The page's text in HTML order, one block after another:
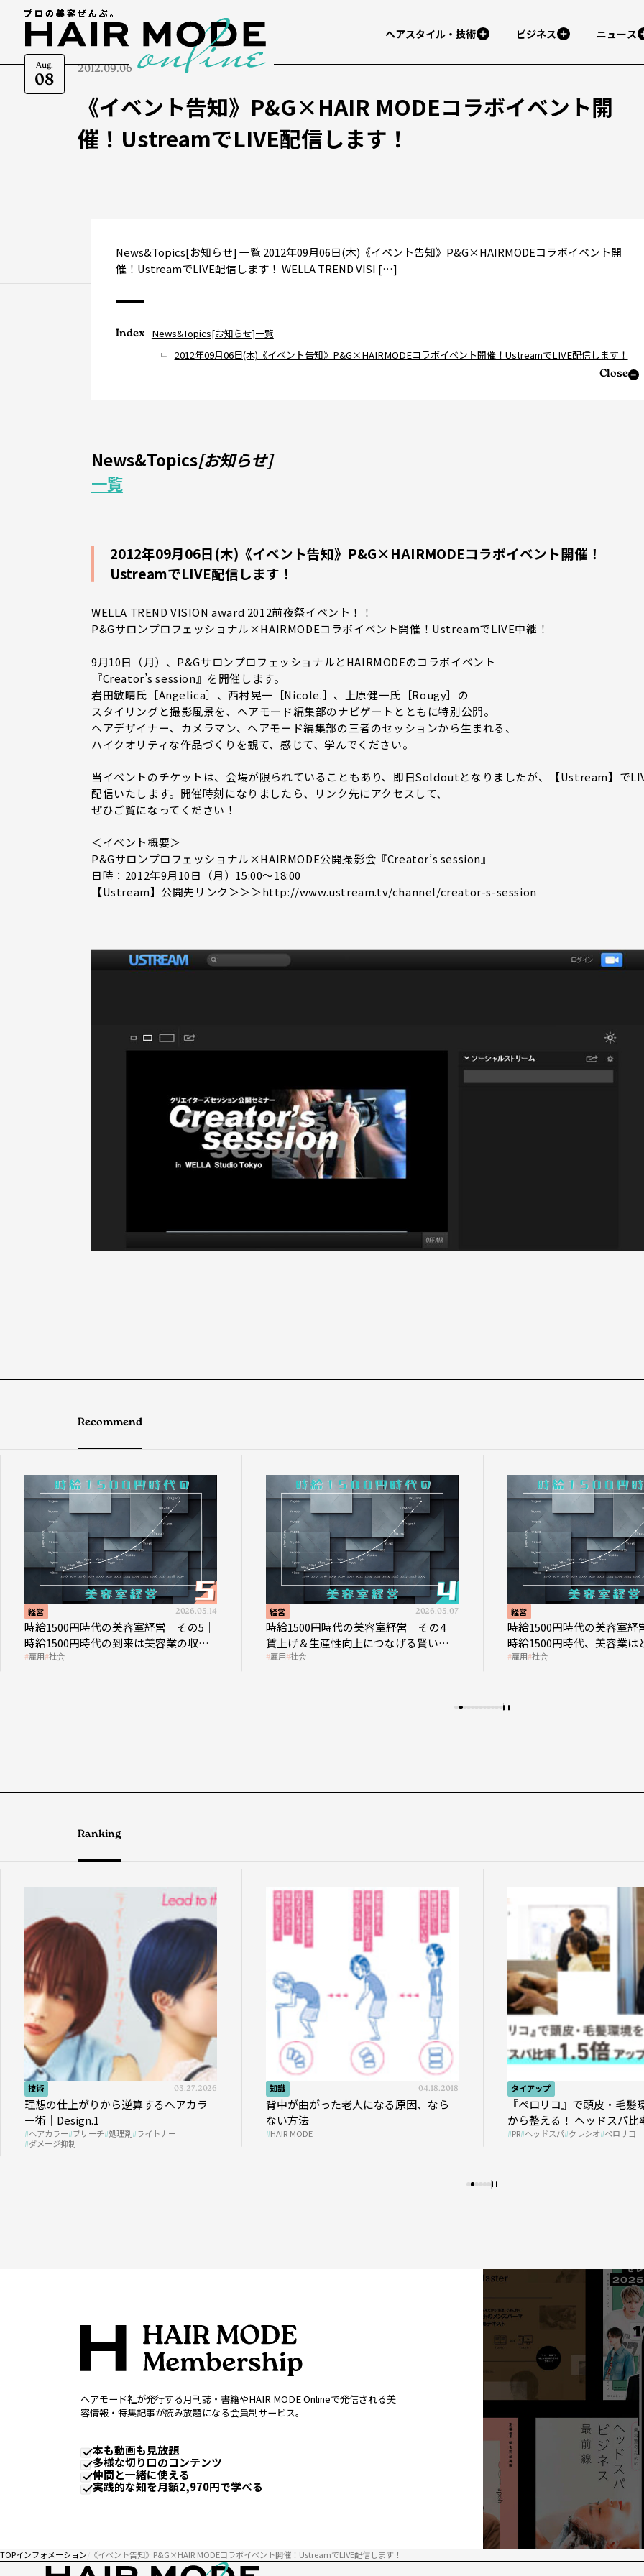
Aug.
08
ヘアスタイル・技術 ビジネス ニュース
2012.09.06
《イベント告知》P&G×HAIR MODEコラボイベント開
催！UstreamでLIVE配信します！
News&Topics[お知らせ] 一覧 2012年09月06日(木)《イベント告知》P&G×HAIRMODEコラボイベント開
催！UstreamでLIVE配信します！ WELLA TREND VISI […]
Index
Close
News&Topics[お知らせ]一覧
2012年09月06日(木)《イベント告知》P&G×HAIRMODEコラボイベント開催！UstreamでLIVE配信します！
News&Topics[お知らせ]
一覧
2012年09月06日(木)《イベント告知》P&G×HAIRMODEコラボイベント開催！
UstreamでLIVE配信します！
WELLA TREND VISION award 2012前夜祭イベント！！
P&Gサロンプロフェッショナル×HAIRMODEコラボイベント開催！UstreamでLIVE中継！
9月10日（月）、P&GサロンプロフェッショナルとHAIRMODEのコラボイベント
『Creator’s session』を開催します。
岩田敏晴氏［Angelica］、西村晃一［Nicole.］、上原健一氏［Rougy］の
スタイリングと撮影風景を、ヘアモード編集部のナビゲートとともに特別公開。
ヘアデザイナー、カメラマン、ヘアモード編集部の三者のセッションから生まれる、
ハイクオリティな作品づくりを観て、感じて、学んでください。
当イベントのチケットは、会場が限られていることもあり、即日Soldoutとなりましたが、【Ustream】で
配信いたします。開催時刻になりましたら、リンク先にアクセスして、
ぜひご覧になってください！
＜イベント概要＞
P&Gサロンプロフェッショナル×HAIRMODE公開撮影会『Creator’s session』
日時：2012年9月10日（月）15:00～18:00
【Ustream】公開先リンク＞＞＞http://www.ustream.tv/channel/creator-s-session
Recommend
経営 2026.05.14
時給1500円時代の美容室経営 その5｜
時給1500円時代の到来は美容業の収益
構造を見直す契機
雇用 社会
経営 2026.05.07
時給1500円時代の美容室経営 その4｜
賃上げ＆生産性向上につなげる賢い助
成金活用
雇用 社会
経営
時給1500円時代の美容室
時給1500円時代、美容業は
影響を受けるのか？
雇用 社会
Ranking
技術 03.27.2026
理想の仕上がりから逆算するヘアカラ
ー術｜Design.1
ヘアカラー ブリーチ 処理剤 ライトナー
ダメージ抑制
知識 04.18.2018
背中が曲がった老人になる原因、なら
ない方法
HAIR MODE
タイアップ
『ペロリコ』で頭皮・毛髪
から整える！ ヘッドスパ比
プの秘策を大公開
PR ヘッドスパ クレシオ ペロリコ
ヘアモード社が発行する月刊誌・書籍やHAIR MODE Onlineで発信される美
容情報・特集記事が読み放題になる会員制サービス。
本も動画も見放題
多様な切り口のコンテンツ
仲間と一緒に使える
実践的な知を月額2,970円で学べる
TOPインフォメーション 《イベント告知》P&G×HAIR MODEコラボイベント開催！UstreamでLIVE配信します！